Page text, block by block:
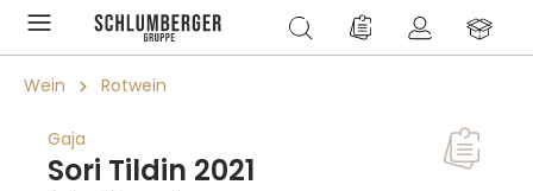
springen Du hast 0 Produkte
Wein Rotwein
Gaja
Sori Tildin 2021